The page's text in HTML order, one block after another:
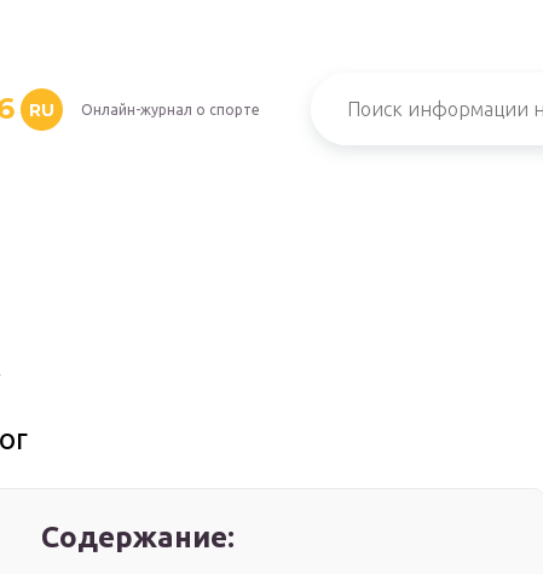
RU Онлайн-журнал о спорте
Содержание: